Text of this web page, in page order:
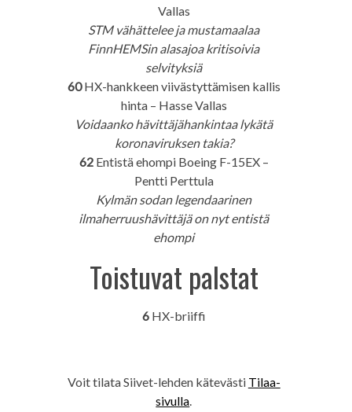
Vallas
STM vähättelee ja mustamaalaa
FinnHEMSin alasajoa kritisoivia
selvityksiä
60HX-hankkeen viivästyttämisen kallis
hinta – Hasse Vallas
Voidaanko hävittäjähankintaa lykätä
koronaviruksen takia?
62Entistä ehompi Boeing F-15EX –
Pentti Perttula
Kylmän sodan legendaarinen
ilmaherruushävittäjä on nyt entistä
ehompi
Toistuvat palstat
6HX-briiffi
Voit tilata Siivet-lehden kätevästi Tilaa-
sivulla